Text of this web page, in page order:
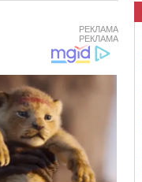
РЕКЛАМА
РЕКЛАМА